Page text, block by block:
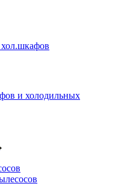
и холодильных